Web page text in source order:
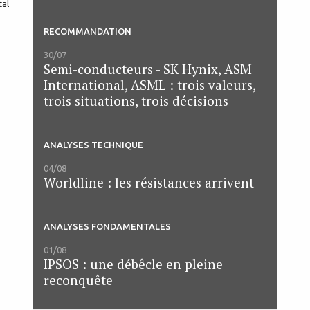
RECOMMANDATION
30/07
Semi-conducteurs - SK Hynix, ASM
International, ASML : trois valeurs,
trois situations, trois décisions
ANALYSES TECHNIQUE
04/08
Worldline : les résistances arrivent
ANALYSES FONDAMENTALES
01/08
IPSOS : une débêcle en pleine
reconquête